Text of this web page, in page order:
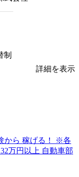
制
詳細を表示